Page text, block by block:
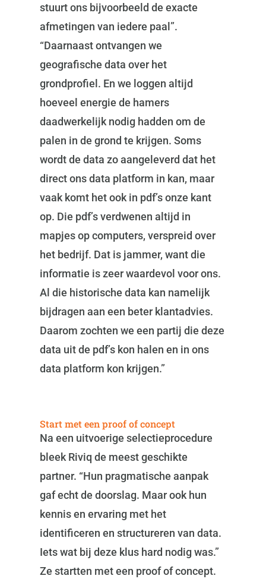
stuurt ons bijvoorbeeld de exacte
afmetingen van iedere paal”.
“Daarnaast ontvangen we
geografische data over het
grondprofiel. En we loggen altijd
hoeveel energie de hamers
daadwerkelijk nodig hadden om de
palen in de grond te krijgen. Soms
wordt de data zo aangeleverd dat het
direct ons data platform in kan, maar
vaak komt het ook in pdf’s onze kant
op. Die pdf’s verdwenen altijd in
mapjes op computers, verspreid over
het bedrijf. Dat is jammer, want die
informatie is zeer waardevol voor ons.
Al die historische data kan namelijk
bijdragen aan een beter klantadvies.
Daarom zochten we een partij die deze
data uit de pdf’s kon halen en in ons
data platform kon krijgen.”
Start met een proof of concept
Na een uitvoerige selectieprocedure
bleek Riviq de meest geschikte
partner. “Hun pragmatische aanpak
gaf echt de doorslag. Maar ook hun
kennis en ervaring met het
identificeren en structureren van data.
Iets wat bij deze klus hard nodig was.”
Ze startten met een proof of concept.